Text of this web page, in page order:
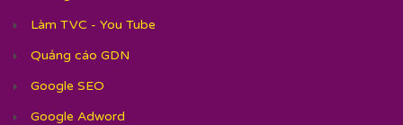
Làm TVC - You Tube
Quảng cáo GDN
Google SEO
Google Adword